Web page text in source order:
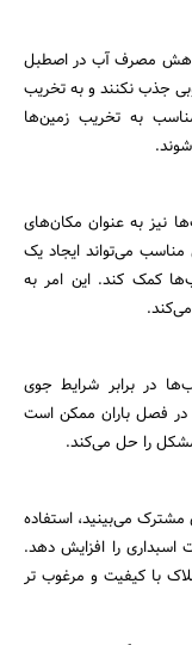
مصرف آب در اصطبل
جذب نکنند و به تخریب
به تخریب زمین‌ها
نیز به عنوان مکان‌های
می‌تواند ایجاد یک
کمک کند. این امر به
در برابر شرایط جوی
در فصل باران ممکن است
را حل می‌کند.
می‌بینید، استفاده
را افزایش دهد.
با کیفیت و مرغوب تر